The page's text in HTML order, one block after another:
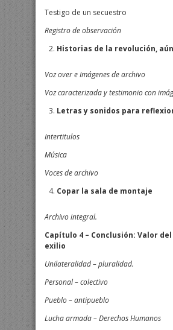
Testigo de un secuestro
Registro de observación
Historias de la revolución, aún
Voz over e Imágenes de archivo
Voz caracterizada y testimonio con
Letras y sonidos para
Intertitulos
Música
Voces de archivo
Copar la sala de montaje
Archivo integral.
Capítulo 4 – Conclusión: Valor
exilio
Unilateralidad – pluralidad.
Personal – colectivo
Pueblo – antipueblo
Lucha armada – Derechos Humanos